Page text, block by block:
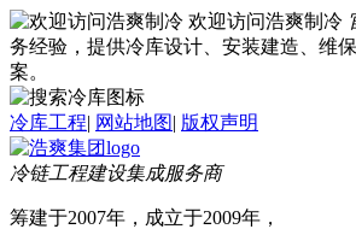
欢迎访问浩爽制冷
务经验，提供冷库设计、安装建造、维
案。
冷库工程| 网站地图| 版权声明
冷链工程建设集成服务商
筹建于2007年，成立于2009年，